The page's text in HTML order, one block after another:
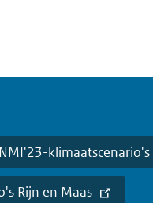
klimaatscenario's
Rijn en Maas